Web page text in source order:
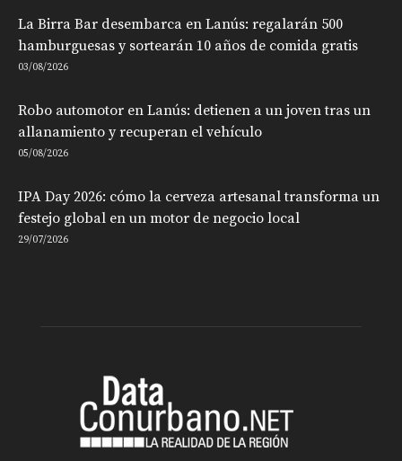
La Birra Bar desembarca en Lanús: regalarán 500
hamburguesas y sortearán 10 años de comida gratis
03/08/2026
Robo automotor en Lanús: detienen a un joven tras un
allanamiento y recuperan el vehículo
05/08/2026
IPA Day 2026: cómo la cerveza artesanal transforma un
festejo global en un motor de negocio local
29/07/2026